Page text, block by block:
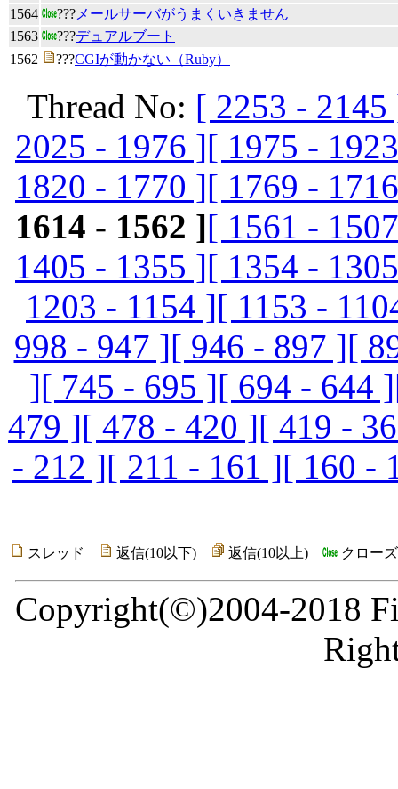
1564
??? メールサーバがうまくいきません
1563
???デュアルブート
1562
???CGIが動かない（Ruby）
Thread No: [ 2253 - 2145
2025 - 1976 ][ 1975 -
1820 - 1770 ][ 1769 -
1614 - 1562 ][ 1561 -
1405 - 1355 ][ 1354 -
1203 - 1154 ][ 1153 -
998 - 947 ][ 946 - 897 ][
][ 745 - 695 ][ 694 - 644 ]
479 ][ 478 - 420 ][ 419 -
- 212 ][ 211 - 161 ][ 160 -
スレッド 返信(10以下) 返信(10以上) クロー
Copyright(©)2004-2018